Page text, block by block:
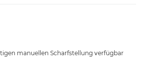
manuellen Scharfstellung verfügbar